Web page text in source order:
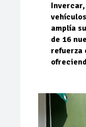
amplía
de 16
refuerza